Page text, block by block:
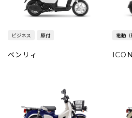
ビジネス 原付
ベンリィ
電動（